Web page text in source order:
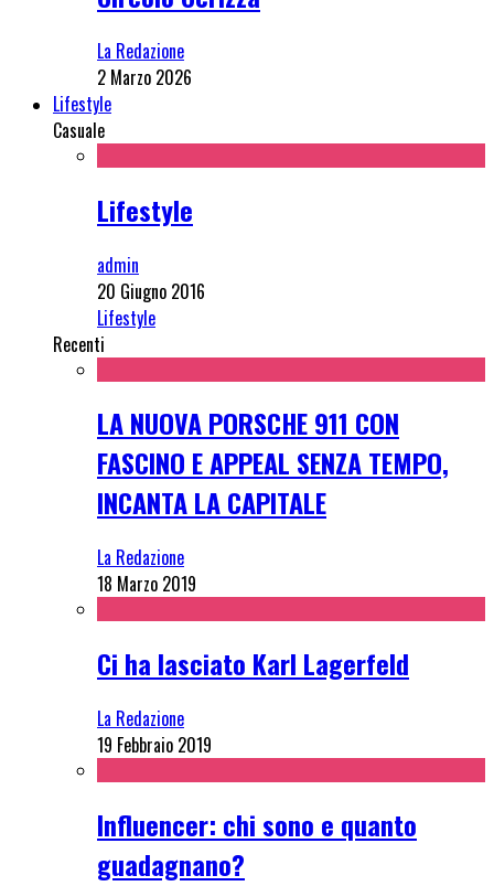
La Redazione
2 Marzo 2026
Lifestyle
Casuale
Lifestyle
admin
20 Giugno 2016
Lifestyle
Recenti
LA NUOVA PORSCHE 911 CON
FASCINO E APPEAL SENZA TEMPO,
INCANTA LA CAPITALE
La Redazione
18 Marzo 2019
Ci ha lasciato Karl Lagerfeld
La Redazione
19 Febbraio 2019
Influencer: chi sono e quanto
guadagnano?